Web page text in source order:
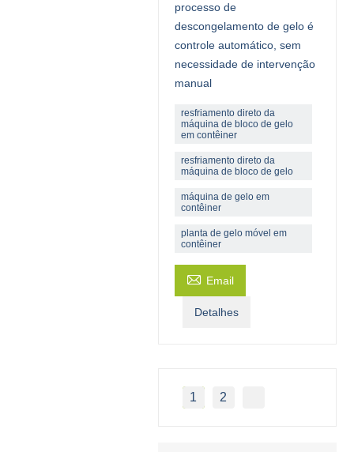
processo de
descongelamento de gelo é
controle automático, sem
necessidade de intervenção
manual
resfriamento direto da
máquina de bloco de gelo
em contêiner
resfriamento direto da
máquina de bloco de gelo
máquina de gelo em
contêiner
planta de gelo móvel em
contêiner
 Email
Detalhes
1 2